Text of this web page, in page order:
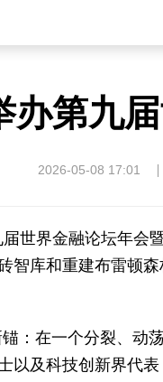
办第九
2026-05-08 17:01
世界金融论坛年会
智库和重建布雷顿
：在一个分裂、动
以及科技创新界代